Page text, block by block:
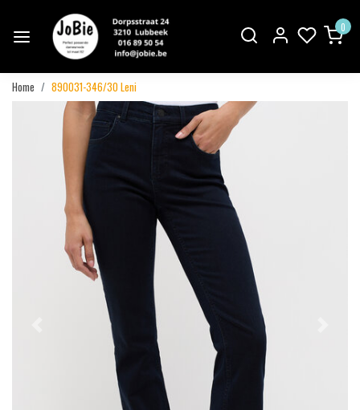
0
Home 890031-346/30 Leni